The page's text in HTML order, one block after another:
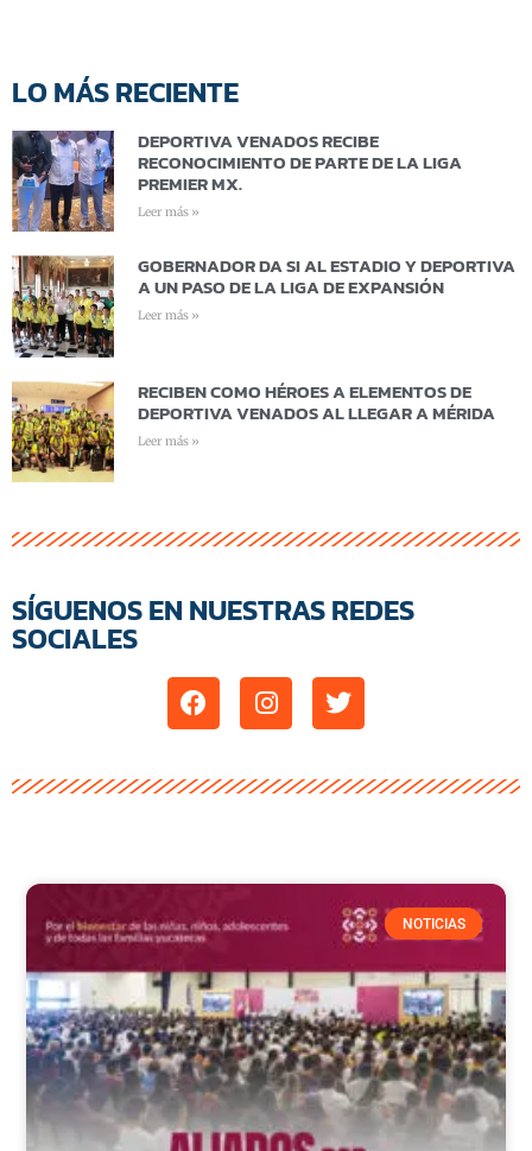
LO MÁS RECIENTE
DEPORTIVA VENADOS RECIBE
RECONOCIMIENTO DE PARTE DE LA LIGA
PREMIER MX.
Leer más »
GOBERNADOR DA SI AL ESTADIO Y DEPORTIVA
A UN PASO DE LA LIGA DE EXPANSIÓN
Leer más »
RECIBEN COMO HÉROES A ELEMENTOS DE
DEPORTIVA VENADOS AL LLEGAR A MÉRIDA
Leer más »
SÍGUENOS EN NUESTRAS REDES
SOCIALES
NOTICIAS